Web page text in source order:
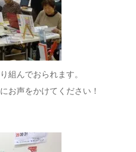
組んでおられます。
お声をかけてください！